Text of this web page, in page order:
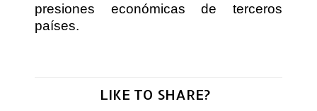
presiones económicas de terceros
países.
LIKE TO SHARE?